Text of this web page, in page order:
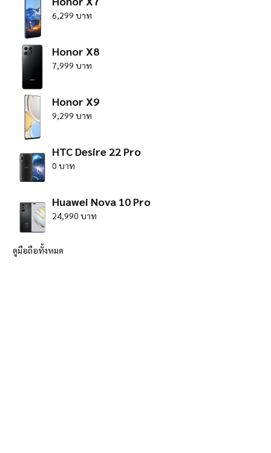
6,299 บาท
Honor X8
7,999 บาท
Honor X9
9,299 บาท
HTC Desire 22 Pro
0 บาท
Huawei Nova 10 Pro
24,990 บาท
ดูมือถือทั้งหมด